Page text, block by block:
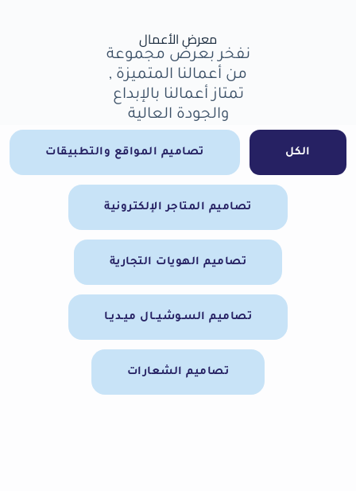
معرض الأعمال
نفخر بعرض مجموعة
من أعمالنا المتميزة ,
تمتاز أعمالنا بالإبداع
والجودة العالية
الكل تصاميم المواقع والتطبيقات
تصاميم المتاجر الإلكترونية
تصاميم الهويات التجارية
تصاميم السـوشيــال ميـديـا
تصاميم الشعارات